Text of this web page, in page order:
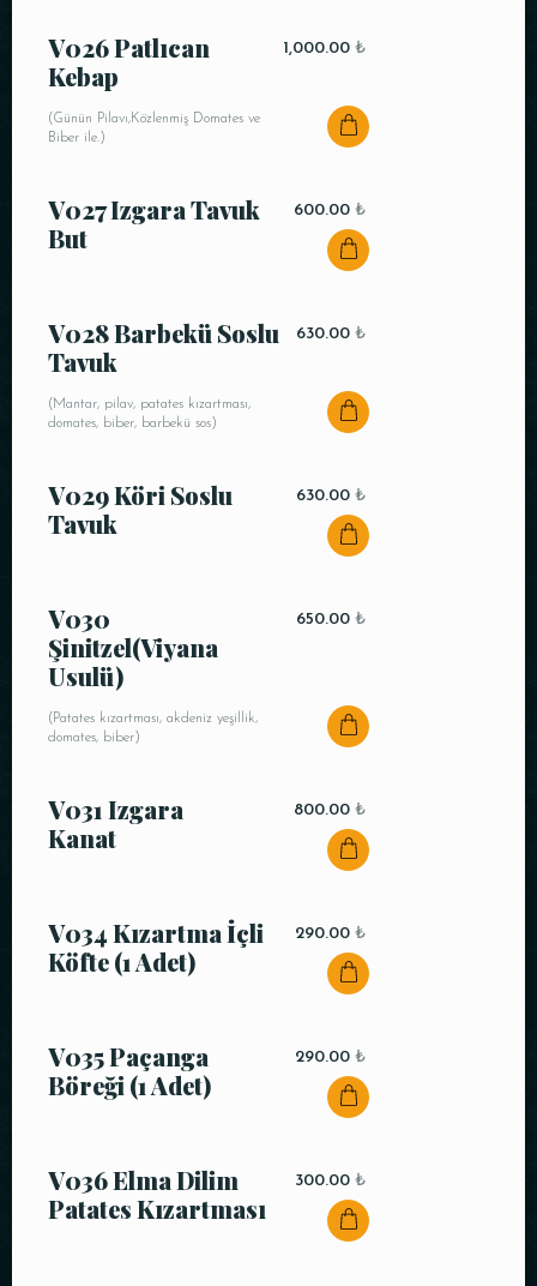
V026 Patlıcan
Kebap
(Günün Pilavı,Közlenmiş Domates ve
Biber ile.)
1,000.00 ₺
V027 Izgara Tavuk
But
600.00 ₺
V028 Barbekü Soslu
Tavuk
(Mantar, pilav, patates kızartması,
domates, biber, barbekü sos)
630.00 ₺
V029 Köri Soslu
Tavuk
630.00 ₺
V030
Şinitzel(Viyana
Usulü)
(Patates kızartması, akdeniz yeşillik,
domates, biber)
650.00 ₺
V031 Izgara
Kanat
800.00 ₺
V034 Kızartma İçli
Köfte (1 Adet)
290.00 ₺
V035 Paçanga
Böreği (1 Adet)
290.00 ₺
V036 Elma Dilim
Patates Kızartması
300.00 ₺